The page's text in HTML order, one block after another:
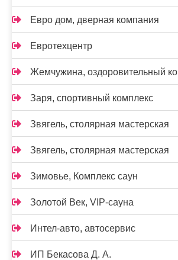
Евро дом, дверная компания
Евротехцентр
Жемчужина, оздоровительный
Заря, спортивный комплекс
Звягель, столярная мастерская
Звягель, столярная мастерская
Зимовье, Комплекс саун
Золотой Век, VIP-сауна
Интел-авто, автосервис
ИП Бекасова Д. А.